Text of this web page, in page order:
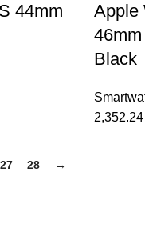
44mm
Apple
Black
27 28 →